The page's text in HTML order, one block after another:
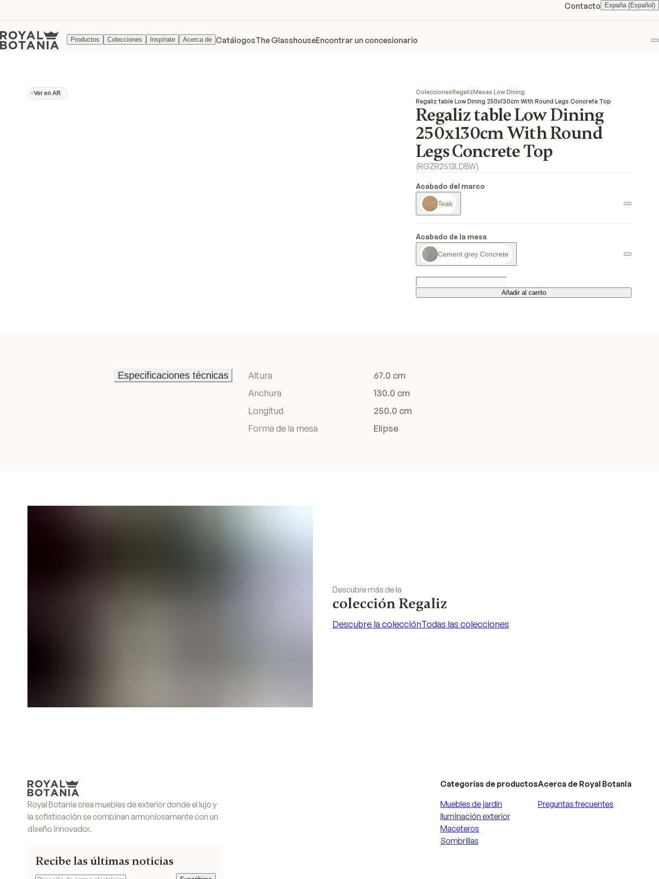
Contacto España (Español)
Productos Colecciones Inspírate Acerca de CatálogosThe GlasshouseEncontrar un concesionario
Ver en AR
Ver en AR
ColeccionesRegalizMesas Low Dining
Regaliz table Low Dining 250x130cm With Round Legs Concrete Top
Regaliz table Low Dining
250x130cm With Round
Legs Concrete Top
(RGZR2513LDBW)
Acabado del marco
Teak
Acabado de la mesa
Cement grey Concrete
Añadir al carrito
Añadir al carrito
Especificaciones técnicas
Altura
67.0 cm
Anchura
130.0 cm
Longitud
250.0 cm
Forma de la mesa
Elipse
Descubre más de la
colección Regaliz
Descubre la colecciónTodas las colecciones
Royal Botania crea muebles de exterior donde el lujo y
la sofisticación se combinan armoniosamente con un
diseño innovador.
Recibe las últimas noticias
Categorías de productos
Muebles de jardín
Iluminación exterior
Maceteros
Sombrillas
Acerca de Royal Botania
Preguntas frecuentes